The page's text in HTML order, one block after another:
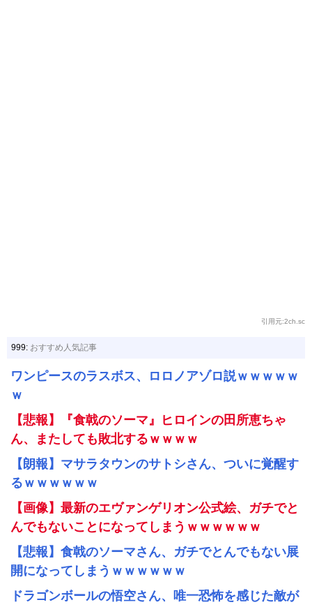
引用元:2ch.sc
999: おすすめ人気記事
ワンピースのラスボス、ロロノアゾロ説ｗｗｗｗｗ
ｗ
【悲報】『食戟のソーマ』ヒロインの田所恵ちゃ
ん、またしても敗北するｗｗｗｗ
【朗報】マサラタウンのサトシさん、ついに覚醒す
るｗｗｗｗｗｗ
【画像】最新のエヴァンゲリオン公式絵、ガチでと
んでもないことになってしまうｗｗｗｗｗｗ
【悲報】食戟のソーマさん、ガチでとんでもない展
開になってしまうｗｗｗｗｗｗ
ドラゴンボールの悟空さん、唯一恐怖を感じた敵が